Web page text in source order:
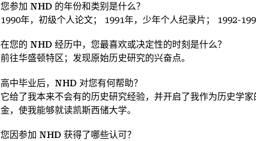
您参加 NHD 的年份和类别是什么？
1990年，初级个人论文； 1991年，少年个人纪录片； 1992-
在您的 NHD 经历中，您最喜欢或决定性的时刻是什么？
前往华盛顿特区；发现原始历史研究的兴奋点。
高中毕业后，NHD 对您有何帮助？
它给了我本来不会有的历史研究经验，并开启了我作为历史学
金，使我能够就读凯斯西储大学。
您因参加 NHD 获得了哪些认可？